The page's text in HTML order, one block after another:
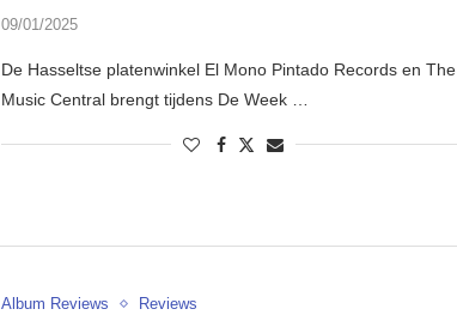
09/01/2025
De Hasseltse platenwinkel El Mono Pintado Records en The
Music Central brengt tijdens De Week …
Album Reviews Reviews